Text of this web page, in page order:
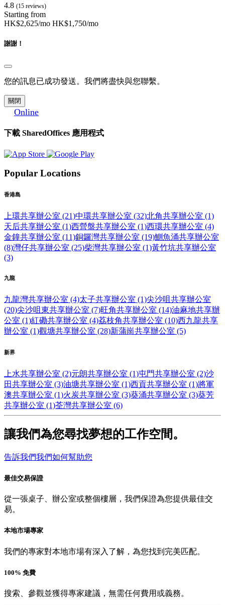
4.8 (15 reviews)
Starting from
HK$2,625/mo HK$1,750/mo
謝謝！
您的訊息已成功發送。我們將盡快與您聯繫。
關閉
Online
下載 SharedOffices 應用程式
Popular Locations
香港島
上環共享辦公室 (21)中環共享辦公室 (32)北角共享辦公室 (1)
天后共享辦公室 (1)西營盤共享辦公室 (1)西環共享辦公室 (4)
金鐘共享辦公室 (11)銅鑼灣共享辦公室 (19)鰂魚涌共享辦公室
(8)灣仔共享辦公室 (25)柴灣共享辦公室 (1)黃竹坑共享辦公室
(3)
九龍
九龍灣共享辦公室 (4)太子共享辦公室 (1)尖沙咀共享辦公室
(20)尖沙咀東共享辦公室 (7)旺角共享辦公室 (14)油麻地共享辦
公室 (1)紅磡共享辦公室 (4)荔枝角共享辦公室 (10)西九龍共享
辦公室 (1)觀塘共享辦公室 (28)新蒲崗共享辦公室 (5)
新界
上水共享辦公室 (2)元朗共享辦公室 (1)屯門共享辦公室 (2)沙
田共享辦公室 (3)油塘共享辦公室 (1)西貢共享辦公室 (1)將軍
澳共享辦公室 (1)火炭共享辦公室 (3)葵涌共享辦公室 (3)葵芳
共享辦公室 (1)荃灣共享辦公室 (6)
讓我們為您尋找夢想的工作空間。
告訴我們我們如何幫助您
最佳交易保證
從一張桌子、辦公室或整個樓層，我們保證為您提供最佳交
易。
本地市場專家
我們的專家對本地市場有深入了解，為您找到完美匹配。
100% 免費
搜索、參觀並獲得專家建議，無需任何費用或義務。